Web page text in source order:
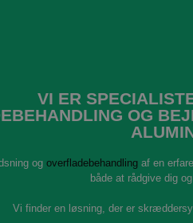
VI ER
OG
og overfladebehandlingaf en
både at rådgive dig
Vi finder en løsning, der er